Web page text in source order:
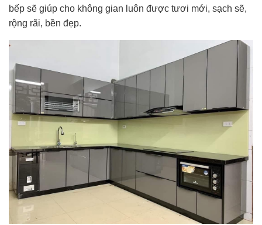
bếp sẽ giúp cho không gian luôn được tươi mới, sạch sẽ,
rộng rãi, bền đẹp.